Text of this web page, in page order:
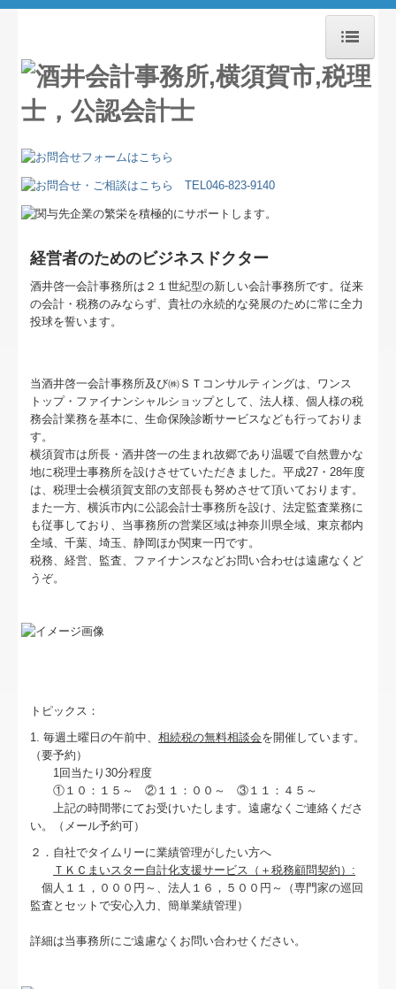
ホーム
お知らせ
事務所紹介
業務案内
セミナー案内
料金について
関連リンク
リンク集
お問合せ
FX4クラウド
社会福祉法人の皆様へ
関与先向け融資商品ご紹介
経営者お役立ち情報
社長メニューASP版
TKCシステムQ&A
社会福祉法人会計Q&A
経営革新等支援機関とは
経営者のためのビジネスドクター
酒井啓一会計事務所は２１世紀型の新しい会計事務所です。従来
の会計・税務のみならず、貴社の永続的な発展のために常に全力
投球を誓います。
当酒井啓一会計事務所及び㈱ＳＴコンサルティングは、ワンス
トップ・ファイナンシャルショップとして、法人様、個人様の税
務会計業務を基本に、生命保険診断サービスなども行っておりま
す。
横須賀市は所長・酒井啓一の生まれ故郷であり温暖で自然豊かな
地に税理士事務所を設けさせていただきました。平成27・28年度
は、税理士会横須賀支部の支部長も努めさせて頂いております。
また一方、横浜市内に公認会計士事務所を設け、法定監査業務に
も従事しており、当事務所の営業区域は神奈川県全域、東京都内
全域、千葉、埼玉、静岡ほか関東一円です。
税務、経営、監査、ファイナンスなどお問い合わせは遠慮なくど
うぞ。
トピックス：
1. 毎週土曜日の午前中、相続税の無料相談会を開催しています。
（要予約）
1回当たり30分程度
①１０：１５～ ②１１：００～ ③１１：４５～
上記の時間帯にてお受けいたします。遠慮なくご連絡くださ
い。（メール予約可）
２．自社でタイムリーに業績管理がしたい方へ
ＴＫＣまいスター自計化支援サービス（＋税務顧問契約）:
個人１１，０００円～、法人１６，５００円～（専門家の巡回
監査とセットで安心入力、簡単業績管理）
詳細は当事務所にご遠慮なくお問い合わせください。